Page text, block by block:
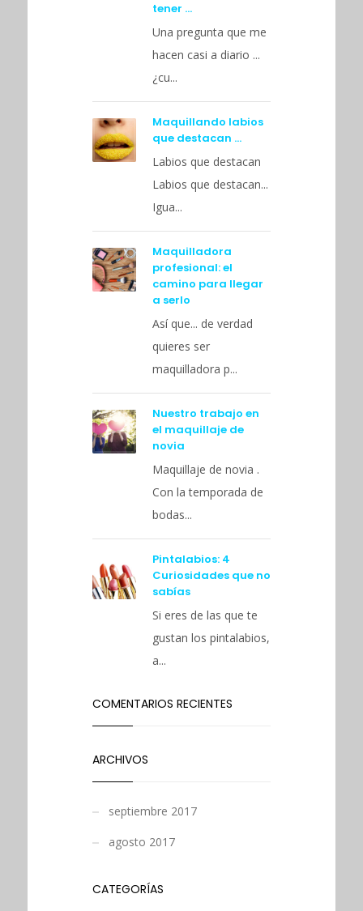
tener …
Una pregunta que me
hacen casi a diario ...
¿cu...
Maquillando labios
que destacan …
Labios que destacan
Labios que destacan...
Igua...
Maquilladora
profesional: el
camino para llegar
a serlo
Así que... de verdad
quieres ser
maquilladora p...
Nuestro trabajo en
el maquillaje de
novia
Maquillaje de novia .
Con la temporada de
bodas...
Pintalabios: 4
Curiosidades que no
sabías
Si eres de las que te
gustan los pintalabios,
a...
COMENTARIOS RECIENTES
ARCHIVOS
septiembre 2017
agosto 2017
CATEGORÍAS